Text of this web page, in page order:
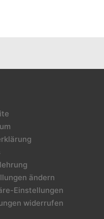
ändern
Einstellungen
widerrufen